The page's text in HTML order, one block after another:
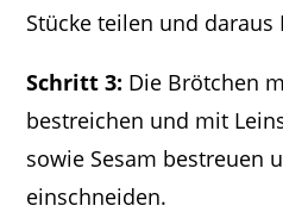
Stücke teilen und
Schritt 3: Die Brötchen
bestreichen und mit
sowie Sesam bestreuen
einschneiden.